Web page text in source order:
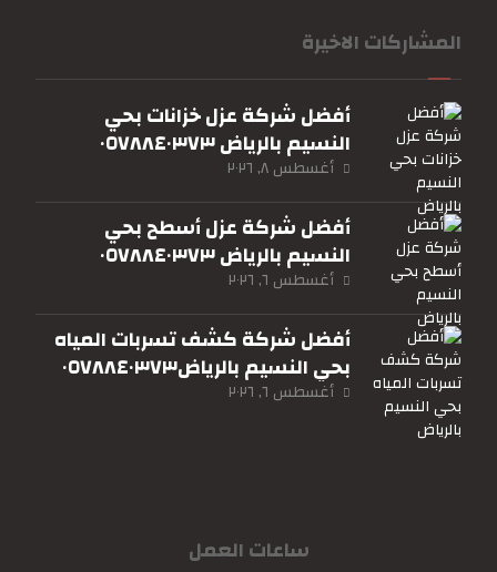
المشاركات الاخيرة
أفضل شركة عزل خزانات بحي
النسيم بالرياض ٠٥٧٨٨٤٠٣٧٣
أغسطس ٨, ٢٠٢٦
أفضل شركة عزل أسطح بحي
النسيم بالرياض ٠٥٧٨٨٤٠٣٧٣
أغسطس ٦, ٢٠٢٦
أفضل شركة كشف تسربات المياه
بحي النسيم بالرياض٠٥٧٨٨٤٠٣٧٣
أغسطس ٦, ٢٠٢٦
ساعات العمل